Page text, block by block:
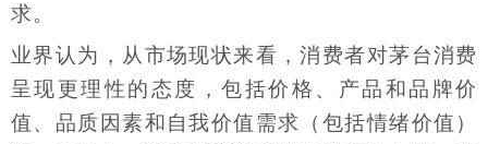
求。
业界认为，从市场现状来看，消费者对茅台消费
呈现更理性的态度，包括价格、产品和品牌价
值、品质因素和自我价值需求（包括情绪价值）